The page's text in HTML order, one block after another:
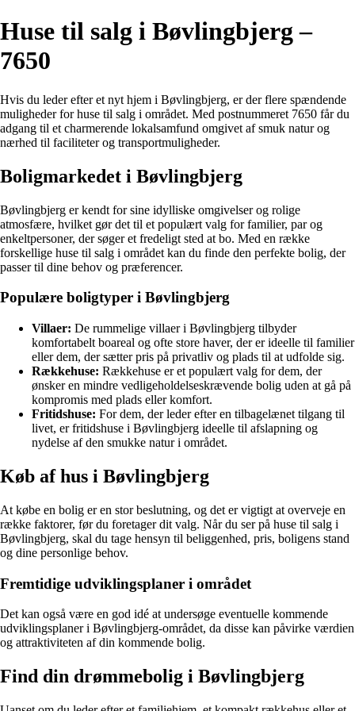
Huse til salg i Bøvlingbjerg –
7650
Hvis du leder efter et nyt hjem i Bøvlingbjerg, er der flere spændende
muligheder for huse til salg i området. Med postnummeret 7650 får du
adgang til et charmerende lokalsamfund omgivet af smuk natur og
nærhed til faciliteter og transportmuligheder.
Boligmarkedet i Bøvlingbjerg
Bøvlingbjerg er kendt for sine idylliske omgivelser og rolige
atmosfære, hvilket gør det til et populært valg for familier, par og
enkeltpersoner, der søger et fredeligt sted at bo. Med en række
forskellige huse til salg i området kan du finde den perfekte bolig, der
passer til dine behov og præferencer.
Populære boligtyper i Bøvlingbjerg
Villaer: De rummelige villaer i Bøvlingbjerg tilbyder
komfortabelt boareal og ofte store haver, der er ideelle til familier
eller dem, der sætter pris på privatliv og plads til at udfolde sig.
Rækkehuse: Rækkehuse er et populært valg for dem, der
ønsker en mindre vedligeholdelseskrævende bolig uden at gå på
kompromis med plads eller komfort.
Fritidshuse: For dem, der leder efter en tilbagelænet tilgang til
livet, er fritidshuse i Bøvlingbjerg ideelle til afslapning og
nydelse af den smukke natur i området.
Køb af hus i Bøvlingbjerg
At købe en bolig er en stor beslutning, og det er vigtigt at overveje en
række faktorer, før du foretager dit valg. Når du ser på huse til salg i
Bøvlingbjerg, skal du tage hensyn til beliggenhed, pris, boligens stand
og dine personlige behov.
Fremtidige udviklingsplaner i området
Det kan også være en god idé at undersøge eventuelle kommende
udviklingsplaner i Bøvlingbjerg-området, da disse kan påvirke værdien
og attraktiviteten af din kommende bolig.
Find din drømmebolig i Bøvlingbjerg